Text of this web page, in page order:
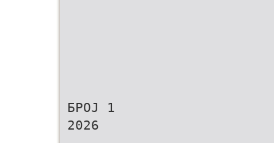
БРОЈ 1
2026